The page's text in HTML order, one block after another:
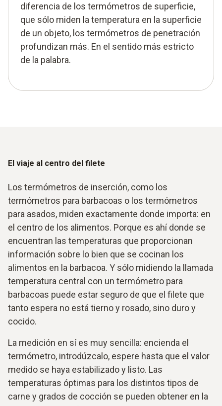
diferencia de los termómetros de superficie,
que sólo miden la temperatura en la superficie
de un objeto, los termómetros de penetración
profundizan más. En el sentido más estricto
de la palabra.
El viaje al centro del filete
Los termómetros de inserción, como los
termómetros para barbacoas o los termómetros
para asados, miden exactamente donde importa: en
el centro de los alimentos. Porque es ahí donde se
encuentran las temperaturas que proporcionan
información sobre lo bien que se cocinan los
alimentos en la barbacoa. Y sólo midiendo la llamada
temperatura central con un termómetro para
barbacoas puede estar seguro de que el filete que
tanto espera no está tierno y rosado, sino duro y
cocido.
La medición en sí es muy sencilla: encienda el
termómetro, introdúzcalo, espere hasta que el valor
medido se haya estabilizado y listo. Las
temperaturas óptimas para los distintos tipos de
carne y grados de cocción se pueden obtener en la